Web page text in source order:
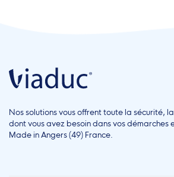
Nos solutions vous offrent toute la sécurité,
dont vous avez besoin dans vos démarches
Made in Angers (49) France.